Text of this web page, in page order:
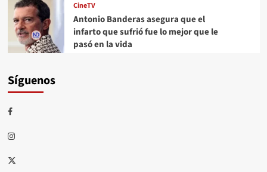
CineTV
Antonio Banderas asegura que el
infarto que sufrió fue lo mejor que le
pasó en la vida
Síguenos